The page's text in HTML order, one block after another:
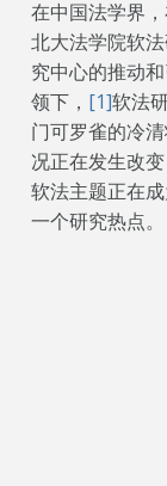
在中国法学界
北大法学院软
究中心的推动和
领下， [1]软法
门可罗雀的冷
况正在发生改变
软法主题正在
一个研究热点。